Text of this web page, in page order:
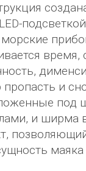
время,
и
под
и ширма